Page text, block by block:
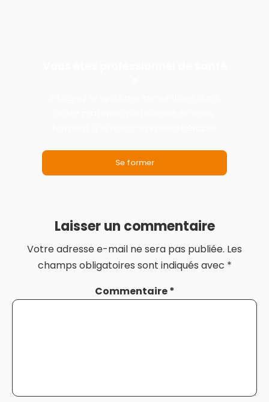
Se former
Laisser un commentaire
Votre adresse e-mail ne sera pas publiée. Les
champs obligatoires sont indiqués avec *
Commentaire*